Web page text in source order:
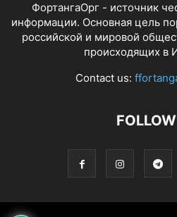
ФортангаОрг - источник
информации. Основная цель
российской и мировой
происходящих в
Contact us: